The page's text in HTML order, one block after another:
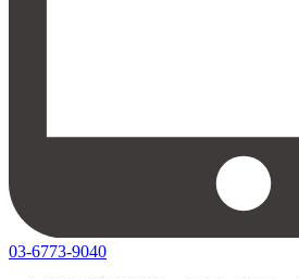
03-6773-9040